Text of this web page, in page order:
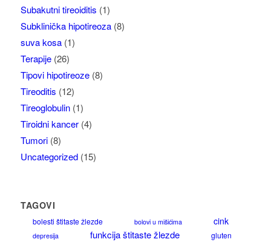
Subakutni tireoiditis (1)
Subklinička hipotireoza(8)
suva kosa(1)
Terapije(26)
Tipovi hipotireoze(8)
Tireoditis (12)
Tireoglobulin(1)
Tiroidni kancer(4)
Tumori(8)
Uncategorized(15)
TAGOVI
bolesti štitaste žlezde bolovi u mišićima cink
depresija funkcija štitaste žlezde gluten